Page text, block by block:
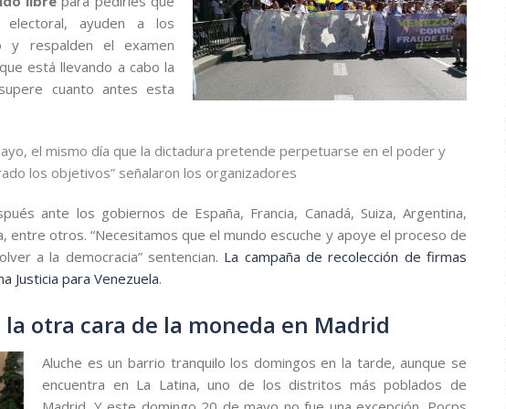
electoral, ayuden a los
y respalden el examen
está llevando a cabo la
cuanto antes esta
el mismo día que la dictadura pretende perpetuarse en el poder y
los objetivos” señalaron los organizadores
ante los gobiernos de España, Francia, Canadá, Suiza, Argentina,
entre otros. “Necesitamos que el mundo escuche y apoye el proceso de
a la democracia” sentencian. La campaña de recolección de firmas
Justicia para Venezuela.
otra cara de la moneda en Madrid
Aluche es un barrio tranquilo los domingos en la tarde, aunque se
encuentra en La Latina, uno de los distritos más poblados de